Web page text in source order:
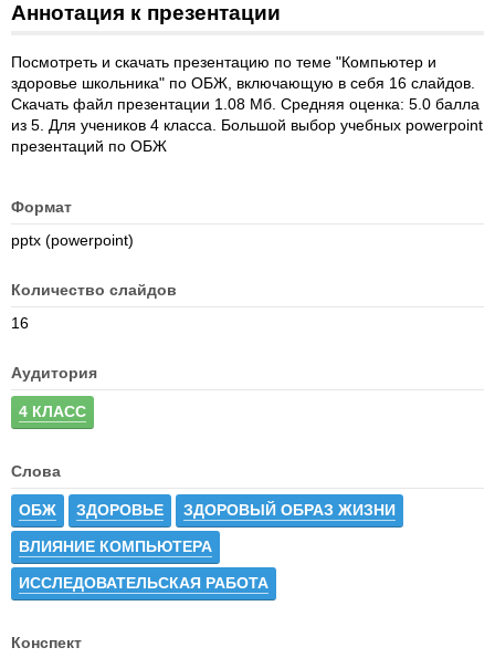
Аннотация к презентации
Посмотреть и скачать презентацию по теме "Компьютер и
здоровье школьника" по ОБЖ, включающую в себя 16 слайдов.
Скачать файл презентации 1.08 Мб. Средняя оценка: 5.0 балла
из 5. Для учеников 4 класса. Большой выбор учебных powerpoint
презентаций по ОБЖ
Формат
pptx (powerpoint)
Количество слайдов
16
Аудитория
4 КЛАСС
Слова
ОБЖ ЗДОРОВЬЕ ЗДОРОВЫЙ ОБРАЗ ЖИЗНИ
ВЛИЯНИЕ КОМПЬЮТЕРА
ИССЛЕДОВАТЕЛЬСКАЯ РАБОТА
Конспект